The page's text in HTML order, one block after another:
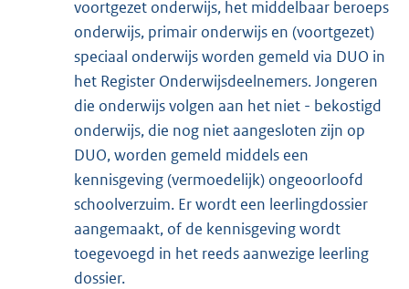
voortgezet onderwijs, het middelbaar beroeps
onderwijs, primair onderwijs en (voortgezet)
speciaal onderwijs worden gemeld via DUO in
het Register Onderwijsdeelnemers. Jongeren
die onderwijs volgen aan het niet - bekostigd
onderwijs, die nog niet aangesloten zijn op
DUO, worden gemeld middels een
kennisgeving (vermoedelijk) ongeoorloofd
schoolverzuim. Er wordt een leerlingdossier
aangemaakt, of de kennisgeving wordt
toegevoegd in het reeds aanwezige leerling
dossier.